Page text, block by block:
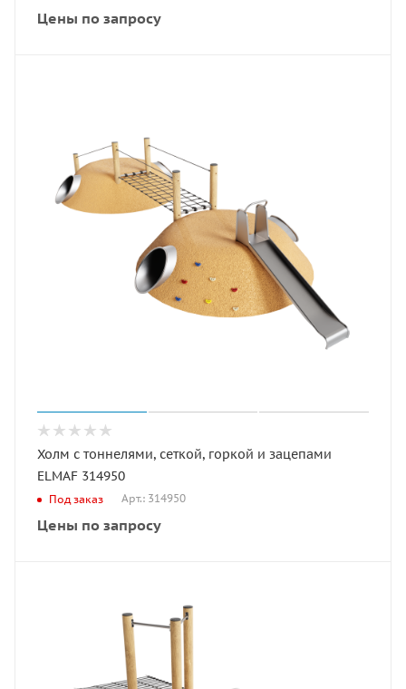
Цены по запросу
Холм с тоннелями, сеткой, горкой и зацепами
ELMAF 314950
Под заказ Арт.: 314950
Цены по запросу